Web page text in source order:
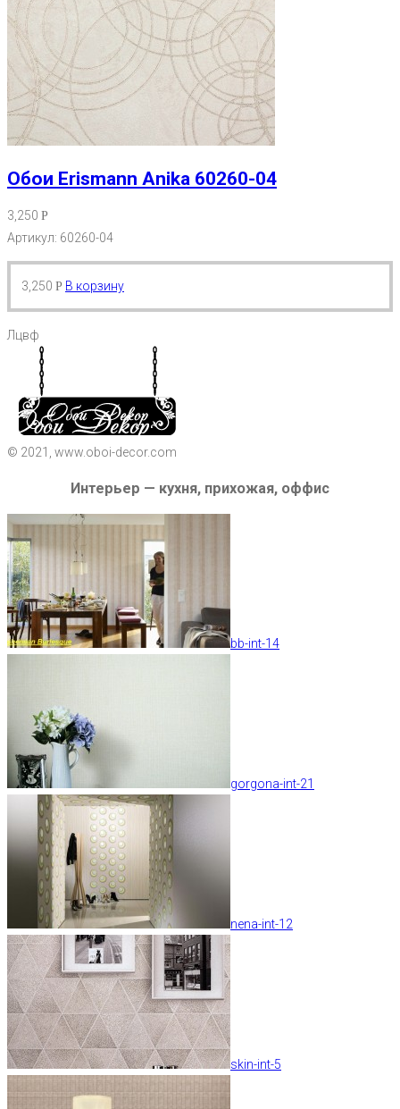
Обои Erismann Anika 60260-04
3,250 Р
Артикул: 60260-04
3,250 Р В корзину
Лцвф
© 2021, www.oboi-decor.com
Интерьер — кухня, прихожая, оффис
bb-int-14
gorgona-int-21
nena-int-12
skin-int-5